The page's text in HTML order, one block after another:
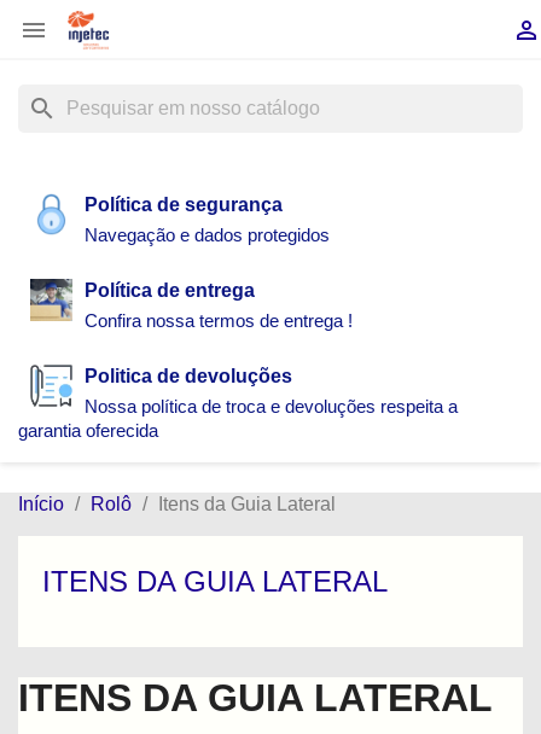
 
search
Política de segurança
Navegação e dados protegidos
Política de entrega
Confira nossa termos de entrega !
Politica de devoluções
Nossa política de troca e devoluções respeita a
garantia oferecida
Início Rolô Itens da Guia Lateral
ITENS DA GUIA LATERAL
ITENS DA GUIA LATERAL